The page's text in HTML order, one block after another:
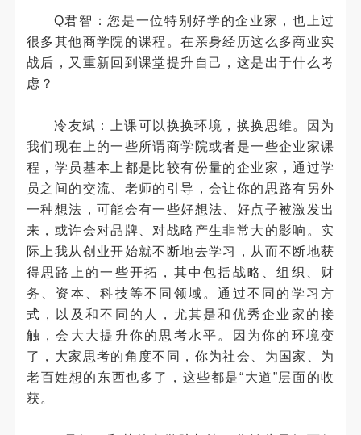
Q君智：您是一位特别好学的企业家，也上过
很多其他商学院的课程。在亲身经历这么多商业实
战后，又重新回到课堂提升自己，这是出于什么考
虑？
冷友斌：上课可以换换环境，换换思维。因为
我们现在上的一些所谓商学院或者是一些企业家课
程，学员基本上都是比较有份量的企业家，通过学
员之间的交流、老师的引导，会让你的思路有另外
一种想法，可能会有一些好想法、好点子被激发出
来，或许会对品牌、对战略产生非常大的影响。实
际上我从创业开始就不断地去学习，从而不断地获
得思路上的一些开拓，其中包括战略、组织、财
务、资本、科技等不同领域。通过不同的学习方
式，以及和不同的人，尤其是和优秀企业家的接
触，会大大提升你的思考水平。因为你的环境变
了，大家思考的角度不同，你为社会、为国家、为
老百姓想的东西也多了，这些都是“大道”层面的收
获。